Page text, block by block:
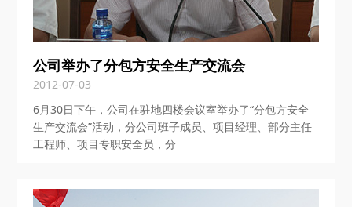
公司举办了分包方安全生产交流会
2012-07-03
6月30日下午，公司在驻地四楼会议室举办了“分包方安全
生产交流会”活动，分公司班子成员、项目经理、部分主任
工程师、项目专职安全员，分